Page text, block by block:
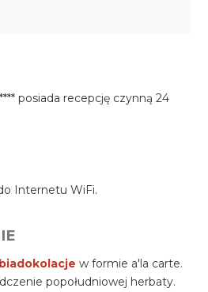
posiada recepcję czynną 24
Internetu WiFi.
w formie a'la carte.
popołudniowej herbaty.